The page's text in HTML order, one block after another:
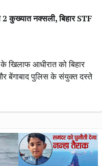
2 कुख्यात नक्सली, बिहार STF
खिलाफ आधीरात को बिहार
बेंगाबाद पुलिस के संयुक्त दस्ते